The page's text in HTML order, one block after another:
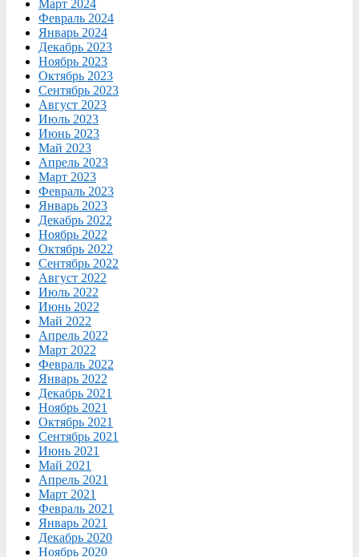
Март 2024
Февраль 2024
Январь 2024
Декабрь 2023
Ноябрь 2023
Октябрь 2023
Сентябрь 2023
Август 2023
Июль 2023
Июнь 2023
Май 2023
Апрель 2023
Март 2023
Февраль 2023
Январь 2023
Декабрь 2022
Ноябрь 2022
Октябрь 2022
Сентябрь 2022
Август 2022
Июль 2022
Июнь 2022
Май 2022
Апрель 2022
Март 2022
Февраль 2022
Январь 2022
Декабрь 2021
Ноябрь 2021
Октябрь 2021
Сентябрь 2021
Июнь 2021
Май 2021
Апрель 2021
Март 2021
Февраль 2021
Январь 2021
Декабрь 2020
Ноябрь 2020